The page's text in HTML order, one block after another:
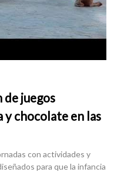
juegos
chocolate en las
con actividades y
para que la infancia